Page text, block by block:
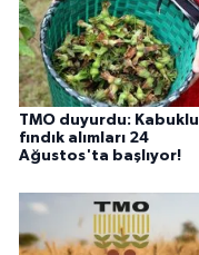
TMO duyurdu: Kabuklu
fındık alımları 24
Ağustos'ta başlıyor!